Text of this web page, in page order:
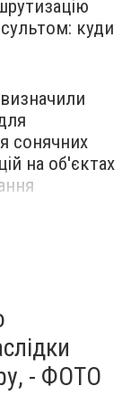
куди
сонячних
на об'єктах
- ФОТО